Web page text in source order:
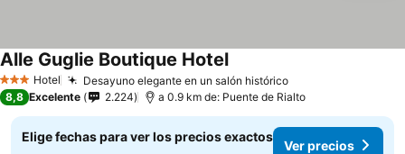
3 Estrellas
Hotel Desayuno elegante en un salón histórico
Alle Guglie Boutique Hotel
8,8 Excelente 2.224 a 0.9 km de: Puente de Rialto
Elige fechas para ver los precios exactos
Ver precios